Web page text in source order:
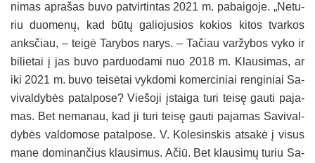
ni­mas ap­ra­šas bu­vo pa­tvir­tin­tas 2021 m. pa­bai­go­je. „Ne­tu­
riu duo­me­nų, kad bū­tų ga­lio­ju­sios ko­kios ki­tos tvar­kos
anks­čiau, – tei­gė Ta­ry­bos na­rys. – Ta­čiau var­žy­bos vy­ko ir
bi­lie­tai į jas bu­vo par­duo­da­mi nuo 2018 m. Klau­si­mas, ar
iki 2021 m. bu­vo tei­sė­tai vyk­do­mi ko­mer­ci­niai ren­gi­niai Sa­
vi­val­dy­bės pa­tal­po­se? Vie­šo­ji įstai­ga tu­ri tei­sę gau­ti pa­ja­
mas. Bet ne­ma­nau, kad ji tu­ri tei­sę gau­ti pa­ja­mas Sa­vi­val­
dy­bės val­do­mo­se pa­tal­po­se. V. Ko­le­sins­kis at­sa­kė į vi­sus
ma­ne do­mi­nan­čius klau­si­mus. Ačiū. Bet klau­si­mų tu­riu Sa­